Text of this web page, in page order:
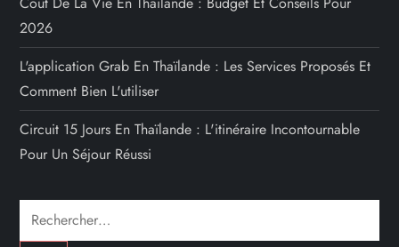
2026
L'application Grab En Thaïlande : Les Services Proposés Et
Comment Bien L'utiliser
Circuit 15 Jours En Thaïlande : L'itinéraire Incontournable
Pour Un Séjour Réussi
Rechercher :